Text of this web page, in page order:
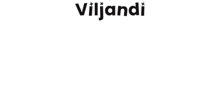
Spordiklubi Vilvol MTÃœ | info@vilvol.ee